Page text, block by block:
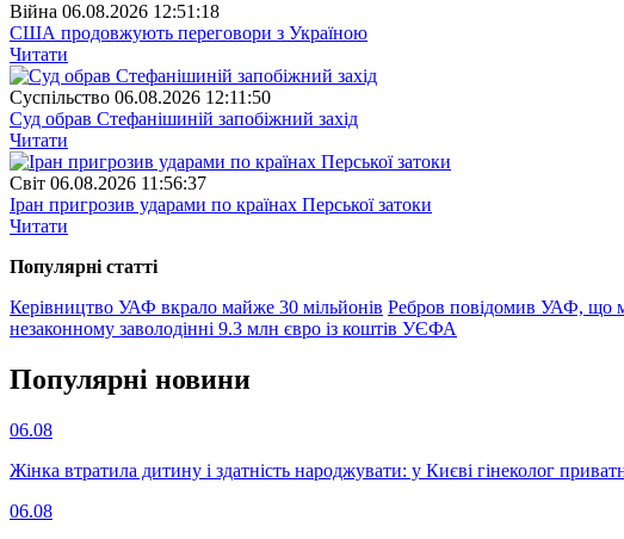
Війна 06.08.2026 12:51:18
США продовжують переговори з Україною
Читати
Суспiльство 06.08.2026 12:11:50
Суд обрав Стефанішиній запобіжний захід
Читати
Свiт 06.08.2026 11:56:37
Іран пригрозив ударами по країнах Перської затоки
Читати
Популярнi статтi
Керівництво УАФ вкрало майже 30 мільйонів Ребров повідомив УАФ, що
незаконному заволодінні 9.3 млн євро із коштів УЄФА
Популярнi новини
06.08
Жінка втратила дитину і здатність народжувати: у Києві гінеколог
06.08